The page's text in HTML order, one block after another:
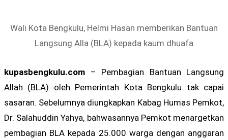
Wali Kota Bengkulu, Helmi Hasan memberikan Bantuan
Langsung Alla (BLA) kepada kaum dhuafa
kupasbengkulu.com – Pembagian Bantuan Langsung
Allah (BLA) oleh Pemerintah Kota Bengkulu tak capai
sasaran. Sebelumnya diungkapkan Kabag Humas Pemkot,
Dr. Salahuddin Yahya, bahwasannya Pemkot menargetkan
pembagian BLA kepada 25.000 warga dengan anggaran